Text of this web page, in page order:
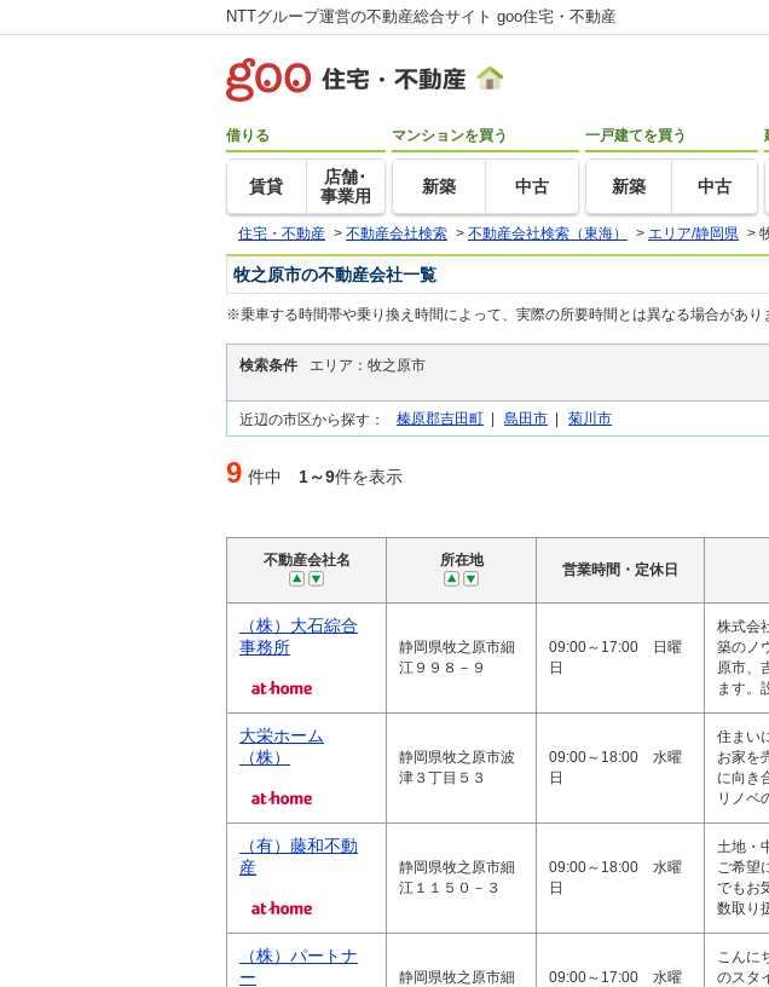
NTTグループ運営の不動産総合サイト goo住宅・不動産
借りる
賃貸
店舗･
事業用
マンションを買う
新築 中古
一戸建てを買う
新築 中古
住宅・不動産 > 不動産会社検索 > 不動産会社検索（東海） > エリア/静岡県 >
牧之原市の不動産会社一覧
※乗車する時間帯や乗り換え時間によって、実際の所要時間とは異なる場合があり
検索条件 エリア：牧之原市
近辺の市区から探す： 榛原郡吉田町 | 島田市 | 菊川市
9 件中 1～9件を表示
不動産会社名 所在地
営業時間・定休日
（株）大石綜合
事務所
静岡県牧之原市細
江９９８－９
09:00～17:00 日曜
日
株式会
築のノ
原市、
ます。
大栄ホーム
（株）
静岡県牧之原市波
津３丁目５３
09:00～18:00 水曜
日
住まい
お家を
に向き
リノベ
（有）藤和不動
産
静岡県牧之原市細
江１１５０－３
09:00～18:00 水曜
日
土地・
ご希望
でもお
数取り
（株）パートナ
ー
静岡県牧之原市細
09:00～17:00 水曜
こんに
のスタ